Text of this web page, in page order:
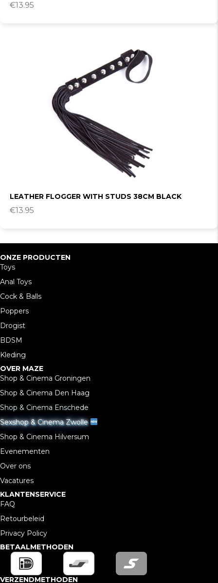
€13.95
LEATHER FLOGGER WITH STUDS 38CM BLACK
€13.95
ONZE PRODUCTEN
Toys
Anal Toys
Cock & Balls
Poppers
Drogist
BDSM
Kleding
OVER MAZE
Shop & Cinema Groningen
Shop & Cinema Den Haag
Shop & Cinema Enschede
Sexshop & Cinema Zwolle
Shop & Cinema Hilversum
Evenementen
Over ons
Vacatures
KLANTENSERVICE
FAQ
Retourbeleid
Privacy Policy
BETAALMETHODEN
VERZENDMETHODEN